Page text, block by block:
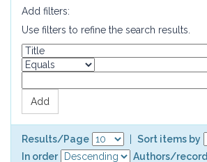
Add filters:
Use filters to refine the search results.
Results/Page
Sort items by
In order
Authors/record